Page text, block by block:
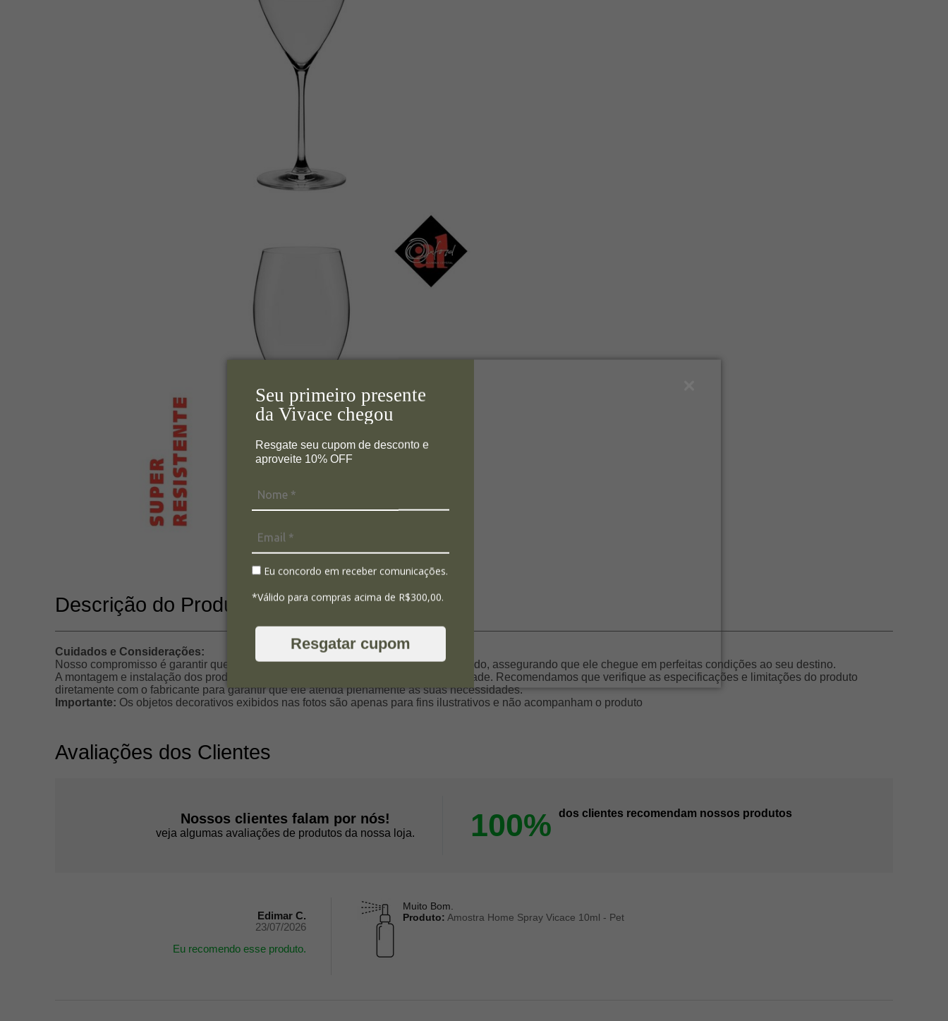
Seu primeiro presente
da Vivace chegou
Resgate seu cupom de desconto e
aproveite 10% OFF
Eu concordo em receber comunicações.
*Válido para compras acima de R$300,00.
Resgatar cupom
Descrição do Produto
Cuidados e Considerações:
Nosso compromisso é garantir que seu produto seja embalado com o máximo cuidado, assegurando que ele chegue em perfeitas condições ao seu destino.
A montagem e instalação dos produtos não estão incluídas em nossa responsabilidade. Recomendamos que verifique as especificações e limitações do produto
diretamente com o fabricante para garantir que ele atenda plenamente às suas necessidades.
Importante: Os objetos decorativos exibidos nas fotos são apenas para fins ilustrativos e não acompanham o produto
Avaliações dos Clientes
Nossos clientes falam por nós!
veja algumas avaliações de produtos da nossa loja. 100% dos clientes recomendam nossos produtos
Edimar C.
23/07/2026
Eu recomendo esse produto.
Muito Bom.
Produto: Amostra Home Spray Vicace 10ml - Pet